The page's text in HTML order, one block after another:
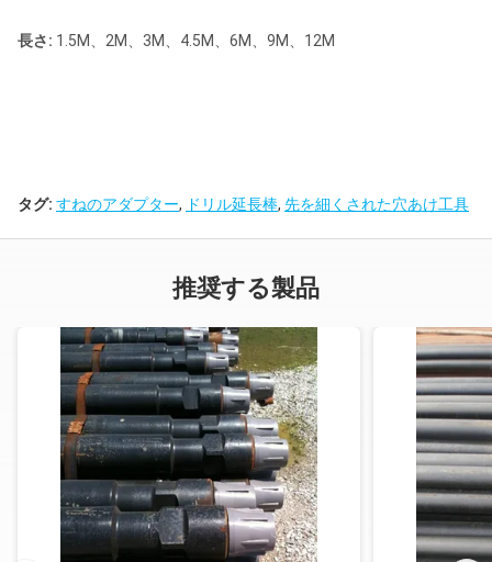
長さ: 1.5M、2M、3M、4.5M、6M、9M、12M
タグ: すねのアダプター, ドリル延長棒, 先を細くされた穴あけ工具
推奨する製品